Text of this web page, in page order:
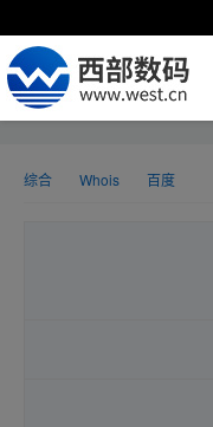
综合 Whois 百度